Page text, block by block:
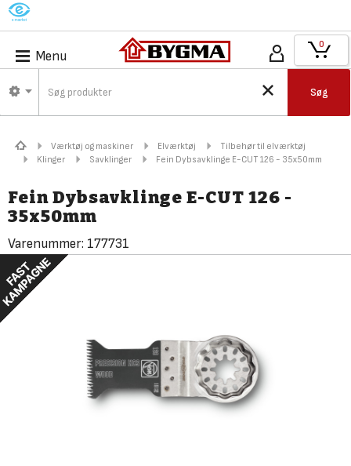
M
Menu
Søg
0
Værktøj og maskiner Elværktøj
Tilbehør til elværktøj
Klinger
Savklinger Fein Dybsavklinge E-CUT 126 - 35x50mm
Fein Dybsavklinge E-CUT 126 -
35x50mm
Varenummer: 177731